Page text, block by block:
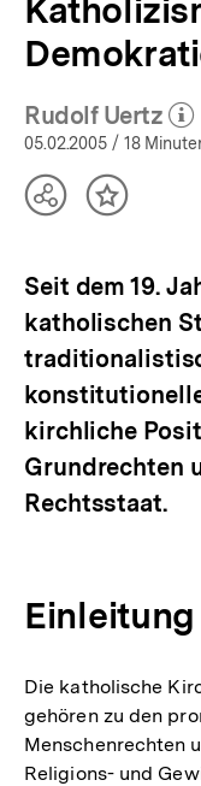
Rudolf Uertz
(Mehr
05.02.2005 / 18
TeilenInhalt
Seit dem 19.
katholischen
kirchliche
Grundrechten
Rechtsstaat.
Einleitung
Die katholische
gehören zu den
Menschenrechten
Religions- und